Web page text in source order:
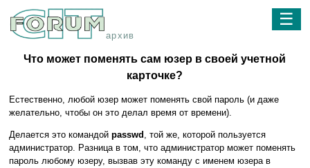
архив
☰
Что может поменять сам юзер в своей учетной
карточке?
Естественно, любой юзер может поменять свой пароль (и даже
желательно, чтобы он это делал время от времени).
Делается это командой passwd , той же, которой пользуется
администратор. Разница в том, что администратор может поменять
пароль любому юзеру, вызвав эту команду с именем юзера в